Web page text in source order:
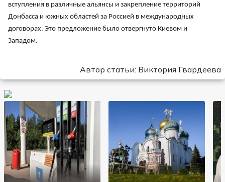
вступления в различные альянсы и закрепление территорий
Донбасса и южных областей за Россией в международных
договорах. Это предложение было отвергнуто Киевом и
Западом.
Автор статьи: Виктория Гвардеева